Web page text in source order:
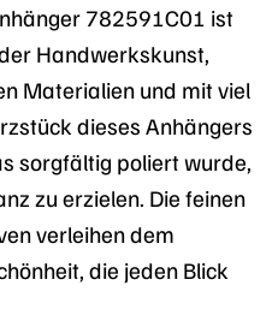
782591C01 ist
Handwerkskunst,
Materialien und mit viel
dieses Anhängers
sorgfältig poliert wurde,
zu erzielen. Die feinen
verleihen dem
die jeden Blick